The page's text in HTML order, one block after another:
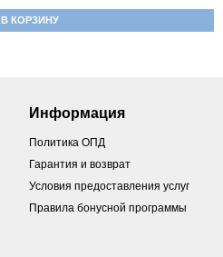
В КОРЗИНУ
Информация
Политика ОПД
Гарантия и возврат
Условия предоставления услуг
Правила бонусной программы